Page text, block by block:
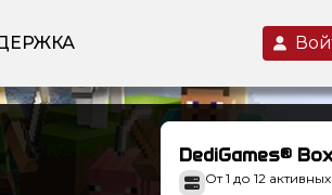
DediGames®
От 1 до 12